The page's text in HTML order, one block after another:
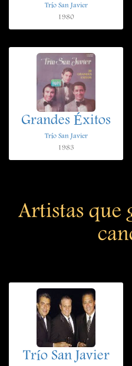
Trío San Javier
1980
Grandes Éxitos
Trío San Javier
1983
Artistas que
Trío San Javier